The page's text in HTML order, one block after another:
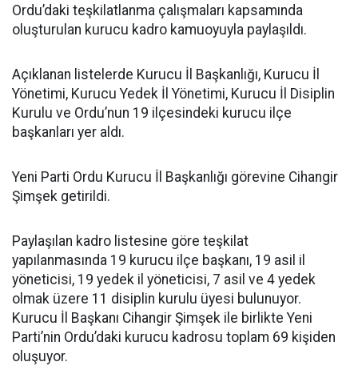
Ordu’daki teşkilatlanma çalışmaları kapsamında
oluşturulan kurucu kadro kamuoyuyla paylaşıldı.
Açıklanan listelerde Kurucu İl Başkanlığı, Kurucu İl
Yönetimi, Kurucu Yedek İl Yönetimi, Kurucu İl Disiplin
Kurulu ve Ordu’nun 19 ilçesindeki kurucu ilçe
başkanları yer aldı.
Yeni Parti Ordu Kurucu İl Başkanlığı görevine Cihangir
Şimşek getirildi.
Paylaşılan kadro listesine göre teşkilat
yapılanmasında 19 kurucu ilçe başkanı, 19 asil il
yöneticisi, 19 yedek il yöneticisi, 7 asil ve 4 yedek
olmak üzere 11 disiplin kurulu üyesi bulunuyor.
Kurucu İl Başkanı Cihangir Şimşek ile birlikte Yeni
Parti’nin Ordu’daki kurucu kadrosu toplam 69 kişiden
oluşuyor.